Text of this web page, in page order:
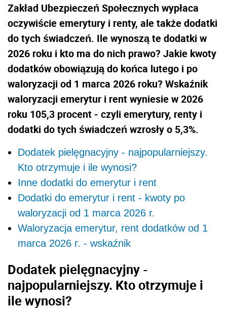
Zakład Ubezpieczeń Społecznych wypłaca
oczywiście emerytury i renty, ale także dodatki
do tych świadczeń. Ile wynoszą te dodatki w
2026 roku i kto ma do nich prawo? Jakie kwoty
dodatków obowiązują do końca lutego i po
waloryzacji od 1 marca 2026 roku? Wskaźnik
waloryzacji emerytur i rent wyniesie w 2026
roku 105,3 procent - czyli emerytury, renty i
dodatki do tych świadczeń wzrosły o 5,3%.
Dodatek pielęgnacyjny - najpopularniejszy.
Kto otrzymuje i ile wynosi?
Inne dodatki do emerytur i rent
Dodatki do emerytur i rent - kwoty po
waloryzacji od 1 marca 2026 r.
Waloryzacja emerytur, rent dodatków od 1
marca 2026 r. - wskaźnik
Dodatek pielęgnacyjny -
najpopularniejszy. Kto otrzymuje i
ile wynosi?